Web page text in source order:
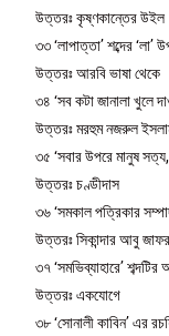
উত্তরঃ কৃষ্ণকান্তের উইল
৩৩ ‘লাপাত্তা’ শব্দের ‘লা’
উত্তরঃ আরবি ভাষা থেকে
৩৪ ‘সব কটা জানালা খুলে
উত্তরঃ মরহুম নজরুল
৩৫ ‘সবার উপরে মানুষ
উত্তরঃ চণ্ডীদাস
৩৬ ‘সমকাল পত্রিকার
উত্তরঃ সিকান্দার আবু
৩৭ ‘সমভিব্যাহারে’ শব্দটির
উত্তরঃ একযোগে
৩৮ ‘সােনালী কাবিন’ এর